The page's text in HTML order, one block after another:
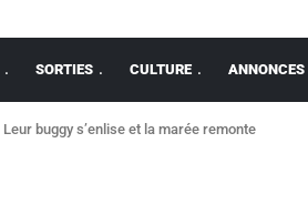
SORTIES CULTURE ANNONCES
Leur buggy s’enlise et la marée remonte